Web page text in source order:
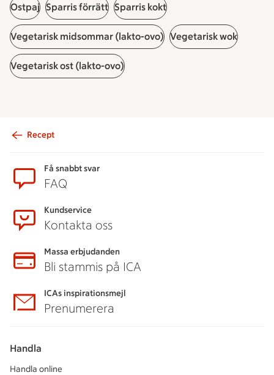
Ostpaj Sparris förrätt Sparris kokt
Vegetarisk midsommar (lakto-ovo) Vegetarisk wok
Vegetarisk ost (lakto-ovo)
Recept
Få snabbt svar
FAQ
Kundservice
Kontakta oss
Massa erbjudanden
Bli stammis på ICA
ICAs inspirationsmejl
Prenumerera
Handla
Handla online